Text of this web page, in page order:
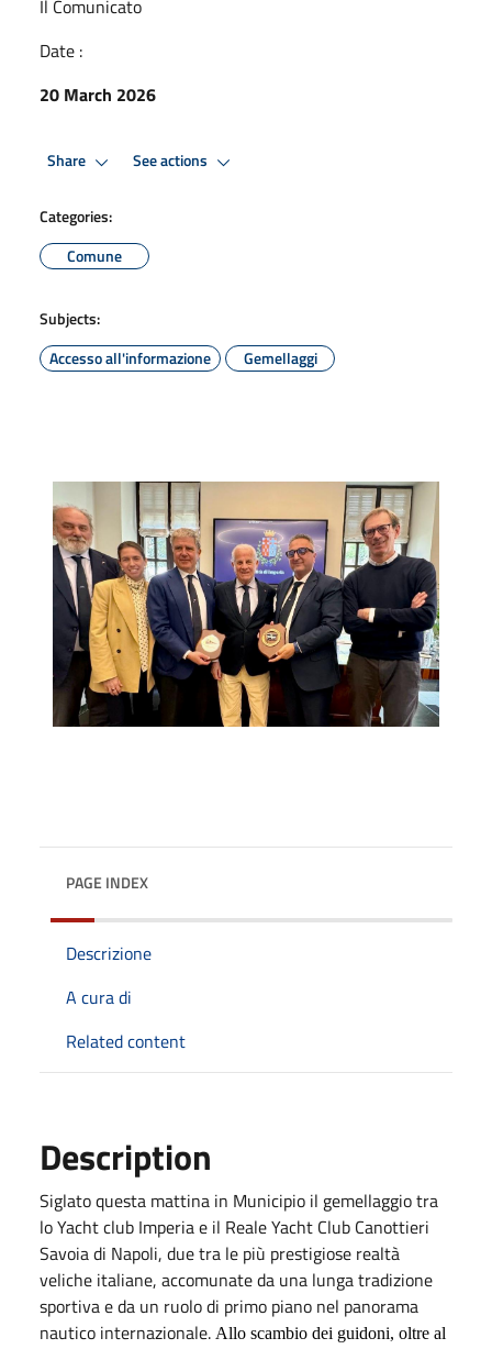
Il Comunicato
Date :
20 March 2026
Share See actions
Categories:
Comune
Subjects:
Accesso all'informazione
Gemellaggi
PAGE INDEX
Descrizione
A cura di
Related content
Description
Siglatoquesta mattina in Municipio il gemellaggio tra
lo Yacht club Imperia e il Reale Yacht Club Canottieri
Savoia di Napoli, due tra le più prestigiose realtà
veliche italiane, accomunate da una lunga tradizione
sportiva e da un ruolo di primo piano nel panorama
nautico internazionale. Allo scambio dei guidoni, oltre al